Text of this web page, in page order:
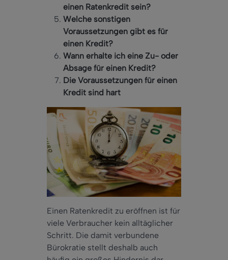
einen Ratenkredit sein?
Welche sonstigen
Voraussetzungen gibt es für
einen Kredit?
Wann erhalte ich eine Zu- oder
Absage für einen Kredit?
Die Voraussetzungen für einen
Kredit sind hart
Einen Ratenkredit zu eröffnen ist für
viele Verbraucher kein alltäglicher
Schritt. Die damit verbundene
Bürokratie stellt deshalb auch